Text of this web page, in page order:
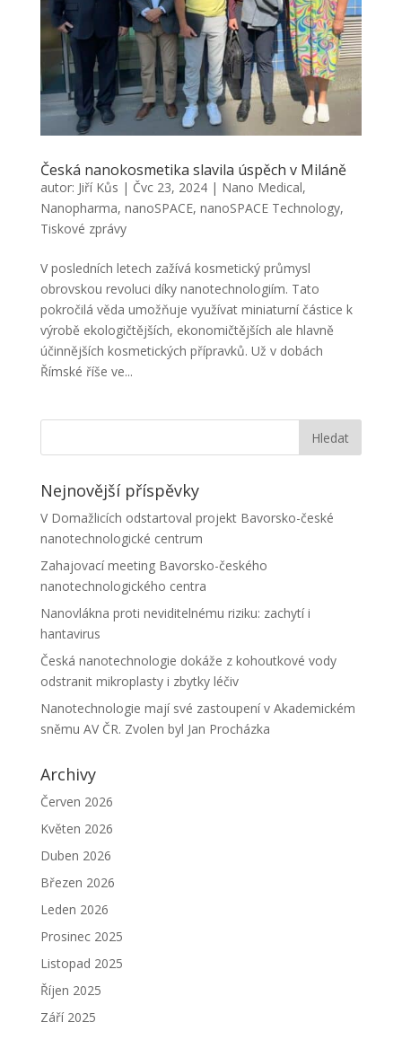
Česká nanokosmetika slavila úspěch v Miláně
autor: Jiří Kůs | Čvc 23, 2024| Nano Medical,
Nanopharma, nanoSPACE, nanoSPACE Technology,
Tiskové zprávy
V posledních letech zažívá kosmetický průmysl
obrovskou revoluci díky nanotechnologiím. Tato
pokročilá věda umožňuje využívat miniaturní částice k
výrobě ekologičtějších, ekonomičtějších ale hlavně
účinnějších kosmetických přípravků. Už v dobách
Římské říše ve...
Nejnovější příspěvky
V Domažlicích odstartoval projekt Bavorsko-české
nanotechnologické centrum
Zahajovací meeting Bavorsko-českého
nanotechnologického centra
Nanovlákna proti neviditelnému riziku: zachytí i
hantavirus
Česká nanotechnologie dokáže z kohoutkové vody
odstranit mikroplasty i zbytky léčiv
Nanotechnologie mají své zastoupení v Akademickém
sněmu AV ČR. Zvolen byl Jan Procházka
Archivy
Červen 2026
Květen 2026
Duben 2026
Březen 2026
Leden 2026
Prosinec 2025
Listopad 2025
Říjen 2025
Září 2025